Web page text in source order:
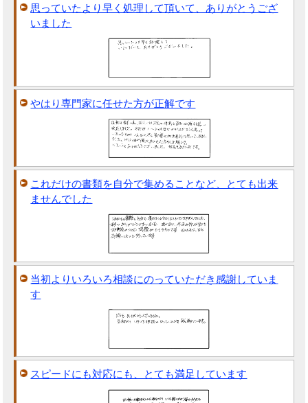
思っていたより早く処理して頂いて、ありがとうござ
いました
やはり専門家に任せた方が正解です
これだけの書類を自分で集めることなど、とても出来
ませんでした
当初よりいろいろ相談にのっていただき感謝していま
す
スピードにも対応にも、とても満足しています